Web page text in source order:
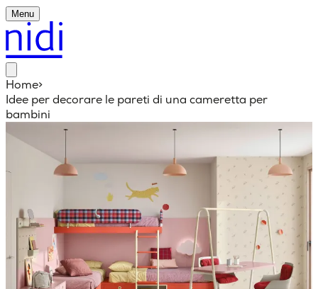
Menu
Home>
Idee per decorare le pareti di una cameretta per
bambini